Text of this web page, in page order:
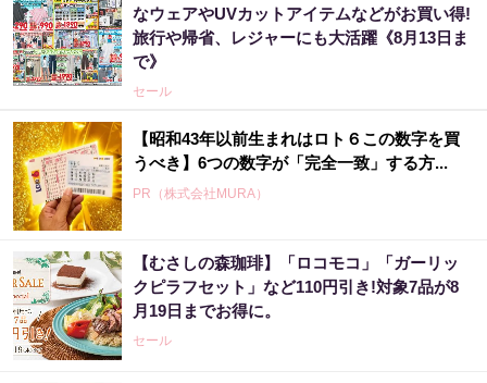
なウェアやUVカットアイテムなどがお買い得!
旅行や帰省、レジャーにも大活躍《8月13日ま
で》
セール
【昭和43年以前生まれはロト６この数字を買
うべき】6つの数字が「完全一致」する方...
PR（株式会社MURA）
【むさしの森珈琲】「ロコモコ」「ガーリッ
クピラフセット」など110円引き!対象7品が8
月19日までお得に。
セール